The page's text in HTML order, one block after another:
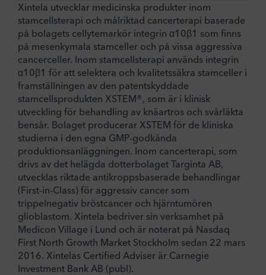
Xintela utvecklar medicinska produkter inom
stamcellsterapi och målriktad cancerterapi baserade
på bolagets cellytemarkör integrin α10β1 som finns
på mesenkymala stamceller och på vissa aggressiva
cancerceller. Inom stamcellsterapi används integrin
α10β1 för att selektera och kvalitetssäkra stamceller i
framställningen av den patentskyddade
stamcellsprodukten XSTEM®, som är i klinisk
utveckling för behandling av knäartros och svårläkta
bensår. Bolaget producerar XSTEM för de kliniska
studierna i den egna GMP-godkända
produktionsanläggningen. Inom cancerterapi, som
drivs av det helägda dotterbolaget Targinta AB,
utvecklas riktade antikroppsbaserade behandlingar
(First-in-Class) för aggressiv cancer som
trippelnegativ bröstcancer och hjärntumören
glioblastom. Xintela bedriver sin verksamhet på
Medicon Village i Lund och är noterat på Nasdaq
First North Growth Market Stockholm sedan 22 mars
2016. Xintelas Certified Adviser är Carnegie
Investment Bank AB (publ).